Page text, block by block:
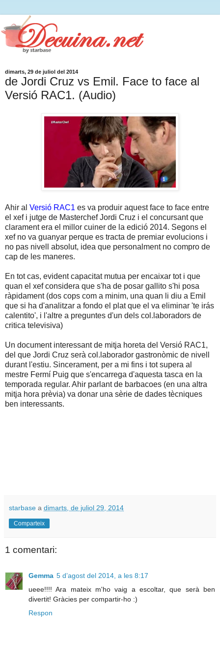
dimarts, 29 de juliol del 2014
de Jordi Cruz vs Emil. Face to face al
Versió RAC1. (Audio)
Ahir al Versió RAC1 es va produir aquest face to face entre
el xef i jutge de Masterchef Jordi Cruz i el concursant que
clarament era el millor cuiner de la edició 2014. Segons el
xef no va guanyar perque es tracta de premiar evolucions i
no pas nivell absolut, idea que personalment no compro de
cap de les maneres.
En tot cas, evident capacitat mutua per encaixar tot i que
quan el xef considera que s'ha de posar gallito s'hi posa
ràpidament (dos cops com a minim, una quan li diu a Emil
que si ha d'analitzar a fondo el plat que el va eliminar 'te irás
calentito', i l'altre a preguntes d'un dels col.laboradors de
critica televisiva)
Un document interessant de mitja horeta del Versió RAC1,
del que Jordi Cruz serà col.laborador gastronòmic de nivell
durant l'estiu. Sincerament, per a mi fins i tot supera al
mestre Fermí Puig que s'encarrega d'aquesta tasca en la
temporada regular. Ahir parlant de barbacoes (en una altra
mitja hora prèvia) va donar una sèrie de dades tècniques
ben interessants.
starbase a dimarts, de juliol 29, 2014
Comparteix
1 comentari:
Gemma 5 d’agost del 2014, a les 8:17
ueee!!!! Ara mateix m'ho vaig a escoltar, que serà ben
divertit! Gràcies per compartir-ho :)
Respon